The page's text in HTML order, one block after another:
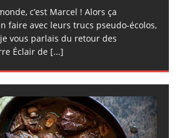
c’est Marcel ! Alors ça
faire avec leurs trucs pseudo-écolos,
vous parlais du retour des
Éclair de [...]